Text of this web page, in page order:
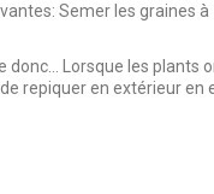
Semer les graines
donc... Lorsque les
repiquer en extérieur en